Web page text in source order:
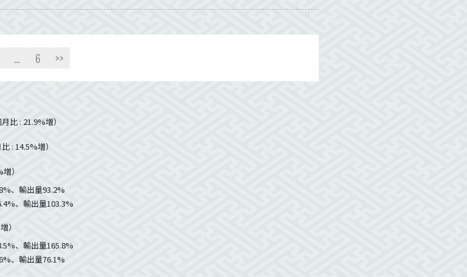
… 6 >>
月比 : 21.9%増）
: 14.5%増）
増）
、輸出量93.2%
、輸出量103.3%
）
、輸出量165.8%
、輸出量76.1%